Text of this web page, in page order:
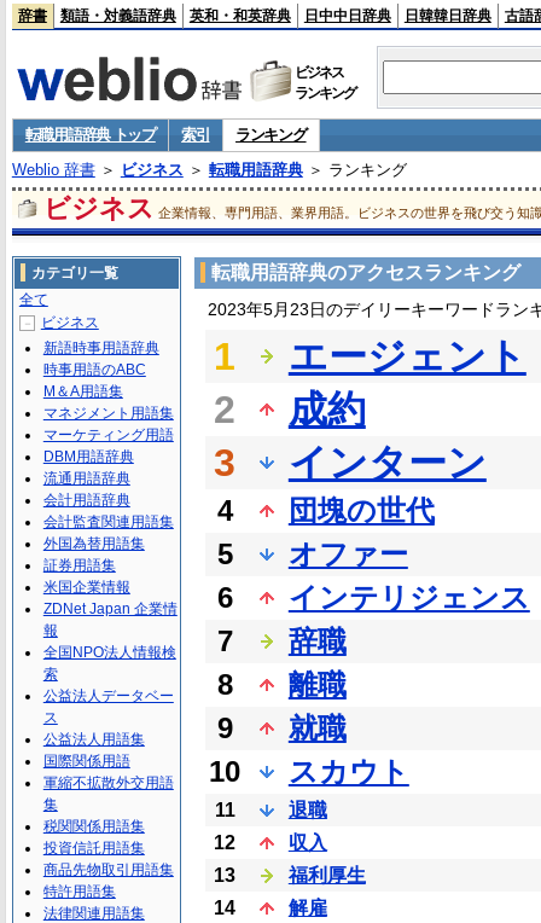
辞書 類語・対義語辞典 英和・和英辞典 日中中日辞典 日韓韓日辞典 古語
ビジネス
ランキング
転職用語辞典 トップ 索引
ランキング
Weblio 辞書＞ ビジネス ＞ 転職用語辞典＞ ランキング
ビジネス 企業情報、専門用語、業界用語。ビジネスの世界を飛び交う知
転職用語辞典のアクセスランキング
2023年5月23日のデイリーキーワードラン
1
エージェント
2
成約
3
インターン
4
団塊の世代
5
オファー
6
インテリジェンス
7
辞職
8
離職
9
就職
10
スカウト
11
退職
12
収入
13
福利厚生
14
解雇
カテゴリ一覧
全て
－
ビジネス
新語時事用語辞典
時事用語のABC
M＆A用語集
マネジメント用語集
マーケティング用語
DBM用語辞典
流通用語辞典
会計用語辞典
会計監査関連用語集
外国為替用語集
証券用語集
米国企業情報
ZDNet Japan 企業情
報
全国NPO法人情報検
索
公益法人データベー
ス
公益法人用語集
国際関係用語
軍縮不拡散外交用語
集
税関関係用語集
投資信託用語集
商品先物取引用語集
特許用語集
法律関連用語集